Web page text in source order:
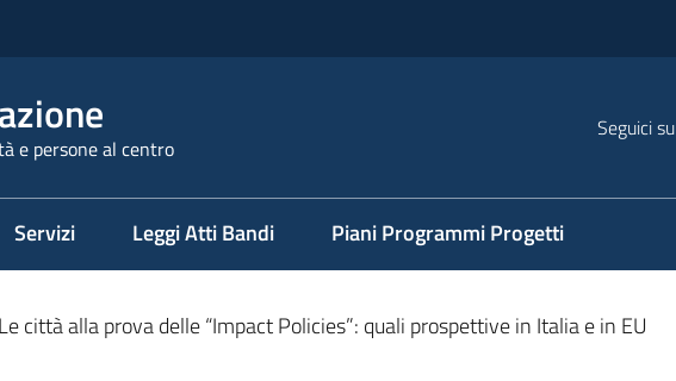
e persone al centro
Seguici su
Servizi Leggi Atti Bandi Piani Programmi Progetti
Le città alla prova delle “Impact Policies”: quali prospettive in Italia e in EU